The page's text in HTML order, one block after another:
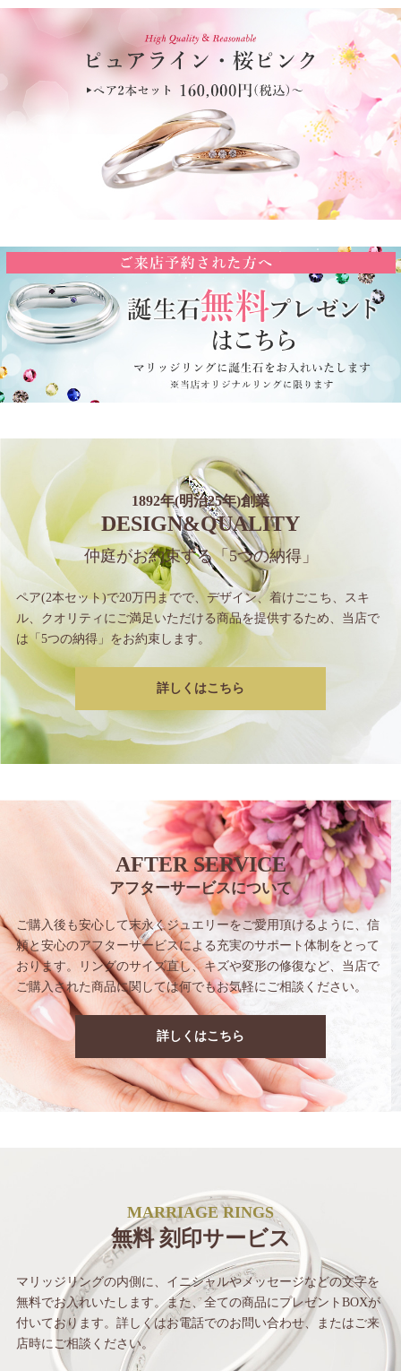
1892年(明治25年)創業
DESIGN&QUALITY
仲庭がお約束する「5つの納得」
ペア(2本セット)で20万円までで、 デザイン、着けごこち、スキ
ル、クオリティに ご満足いただける商品を提供するため、 当店で
は「5つの納得」をお約束します。
詳しくはこちら
AFTER SERVICE
アフターサービスについて
ご購入後も安心して末永くジュエリーをご愛用頂けるように、信
頼と安心のアフターサービスによる充実のサポート体制をとって
おります。
リングのサイズ直し、キズや変形の修復など、 当店で
ご購入された商品に関しては何でもお気軽にご相談ください。
詳しくはこちら
MARRIAGE RINGS
無料 刻印サービス
マリッジリングの内側に、イニシャルやメッセージなどの文字を
無料でお入れいたします。また、全ての商品にプレゼントBOXが
付いております。詳しくはお電話でのお問い合わせ、
またはご来
店時にご相談ください。